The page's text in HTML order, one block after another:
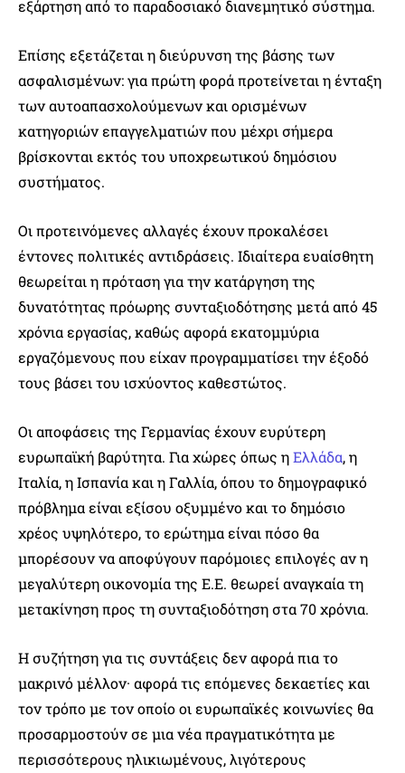
εξάρτηση από το παραδοσιακό διανεμητικό σύστημα.
Επίσης εξετάζεται η διεύρυνση της βάσης των
ασφαλισμένων: για πρώτη φορά προτείνεται η ένταξη
των αυτοαπασχολούμενων και ορισμένων
κατηγοριών επαγγελματιών που μέχρι σήμερα
βρίσκονται εκτός του υποχρεωτικού δημόσιου
συστήματος.
Οι προτεινόμενες αλλαγές έχουν προκαλέσει
έντονες πολιτικές αντιδράσεις. Ιδιαίτερα ευαίσθητη
θεωρείται η πρόταση για την κατάργηση της
δυνατότητας πρόωρης συνταξιοδότησης μετά από 45
χρόνια εργασίας, καθώς αφορά εκατομμύρια
εργαζόμενους που είχαν προγραμματίσει την έξοδό
τους βάσει του ισχύοντος καθεστώτος.
Οι αποφάσεις της Γερμανίας έχουν ευρύτερη
ευρωπαϊκή βαρύτητα. Για χώρες όπως ηΕλλάδα, η
Ιταλία, η Ισπανία και η Γαλλία, όπου το δημογραφικό
πρόβλημα είναι εξίσου οξυμμένο και το δημόσιο
χρέος υψηλότερο, το ερώτημα είναι πόσο θα
μπορέσουν να αποφύγουν παρόμοιες επιλογές αν η
μεγαλύτερη οικονομία της Ε.Ε. θεωρεί αναγκαία τη
μετακίνηση προς τη συνταξιοδότηση στα 70 χρόνια.
Η συζήτηση για τις συντάξεις δεν αφορά πια το
μακρινό μέλλον· αφορά τις επόμενες δεκαετίες και
τον τρόπο με τον οποίο οι ευρωπαϊκές κοινωνίες θα
προσαρμοστούν σε μια νέα πραγματικότητα με
περισσότερους ηλικιωμένους, λιγότερους